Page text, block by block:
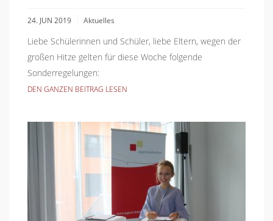
24. JUN 2019 Aktuelles
Liebe Schülerinnen und Schüler, liebe Eltern, wegen der
großen Hitze gelten für diese Woche folgende
Sonderregelungen:
DEN GANZEN BEITRAG LESEN